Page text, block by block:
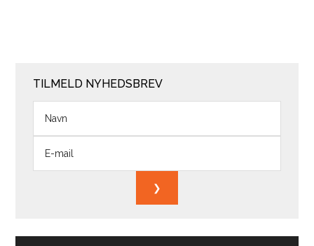
TILMELD NYHEDSBREV